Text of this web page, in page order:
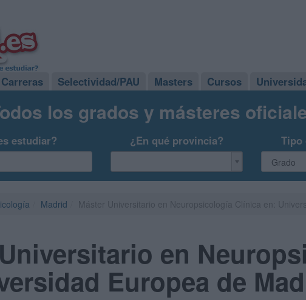
Carreras Selectividad/PAU Masters Cursos
los grados y másteres
estudiar? ¿En qué provincia? Tipo
Madrid
en
Europea de